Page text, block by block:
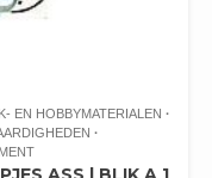
EN HOBBYMATERIALEN